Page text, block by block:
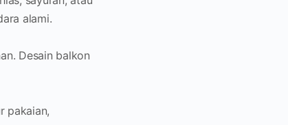
alami.
Desain balkon
pakaian,